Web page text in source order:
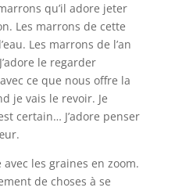
qu’il adore jeter
Les marrons de cette
Les marrons de l’an
le regarder
ce que nous offre la
je vais le revoir. Je
certain… J’adore penser
les graines en zoom.
de choses à se